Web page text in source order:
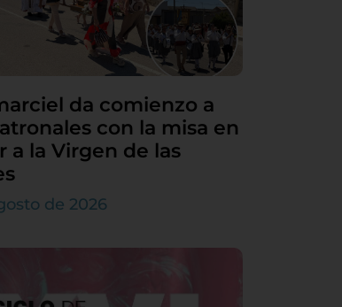
da comienzo a
con la misa en
a la Virgen de las
de 2026